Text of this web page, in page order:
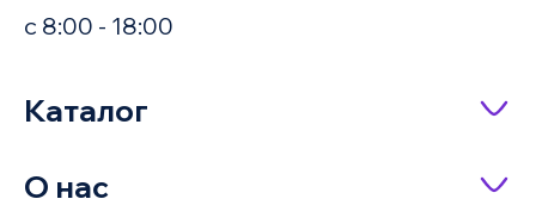
с 8:00 - 18:00
Каталог
О нас